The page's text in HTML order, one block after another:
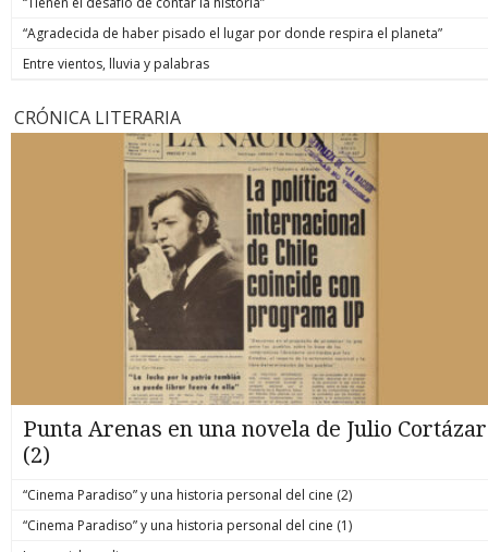
“Agradecida de haber pisado el lugar por donde respira el planeta”
Entre vientos, lluvia y palabras
CRÓNICA LITERARIA
Punta Arenas en una novela de Julio Cortázar
(2)
“Cinema Paradiso” y una historia personal del cine (2)
“Cinema Paradiso” y una historia personal del cine (1)